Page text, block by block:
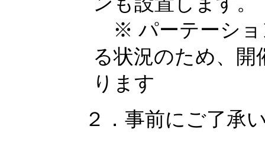
※ パーテーショ
る状況のため、
ります
２．事前にご了承